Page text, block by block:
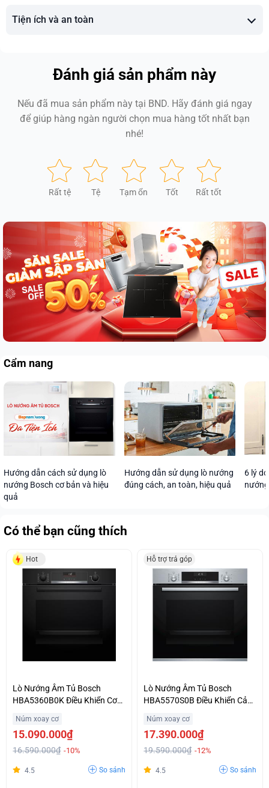
Tiện ích và an toàn
Đánh giá sản phẩm này
Nếu đã mua sản phẩm này tại BND. Hãy đánh giá ngay
để giúp hàng ngàn người chọn mua hàng tốt nhất bạn
nhé!
Rất tệ Tệ Tạm ổn Tốt Rất tốt
Cẩm nang
Hướng dẫn cách sử dụng lò
nướng Bosch cơ bản và hiệu
quả
Hướng dẫn sử dụng lò nướng
đúng cách, an toàn, hiệu quả
6 lý
Có thể bạn cũng thích
Hot
Lò Nướng Âm Tủ Bosch
HBA5360B0K Điều Khiển Cơ
Núm xoay cơ
15.090.000₫
16.590.000₫ -10%
4.5 So sánh
Hỗ trợ trả góp
Lò Nướng Âm Tủ Bosch
HBA5570S0B Điều Khiển Cảm
Núm xoay cơ
17.390.000₫
19.590.000₫ -12%
4.5 So sánh